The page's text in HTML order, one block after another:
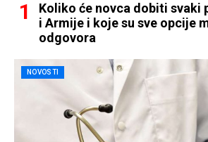
Koliko će novca dobiti svaki
i Armije i koje su sve opcije
odgovora
NOVOSTI